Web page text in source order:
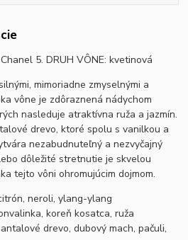
5. DRUH VÔNE: kvetinová
mimoriadne zmyselnými a
vône je zdôraznená nádychom
nasleduje atraktívna ruža a jazmín.
drevo, ktoré spolu s vanilkou a
nezabudnuteľný a nezvyčajný
dôležité stretnutie je skvelou
tejto vôni ohromujúcim dojmom.
neroli, ylang-ylang
koreň kosatca, ruža
drevo, dubový mach, pačuli,